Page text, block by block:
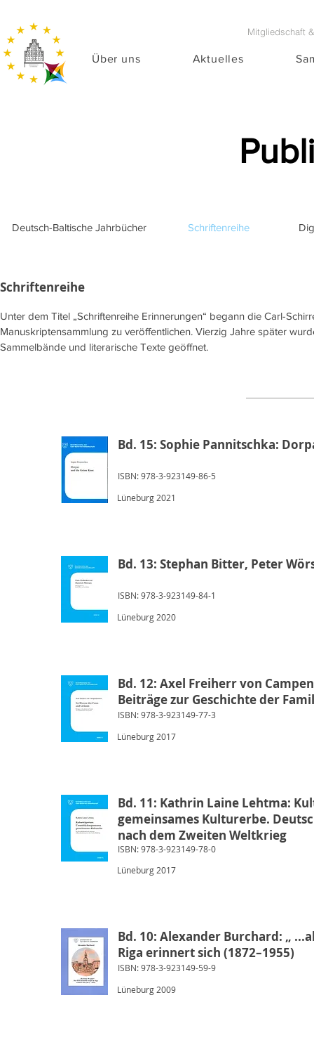
Über uns Aktuelles
Mitgliedschaft
Deutsch-Baltische Jahrbücher Schriftenreihe
Schriftenreihe
Unter dem Titel „Schriftenreihe Erinnerungen“ begann die Carl-
Manuskriptensammlung zu veröffentlichen. Vierzig Jahre später
Sammelbände und literarische Texte geöffnet.
Bd. 15: Sophie Pannitschka:
ISBN: 978-3-923149-86-5
Lüneburg 2021
Bd. 13: Stephan Bitter, Peter
ISBN: 978-3-923149-84-1
Lüneburg 2020
Bd. 12: Axel Freiherr von
Beiträge zur Geschichte der
ISBN: 978-3-923149-77-3
Lüneburg 2017
Bd. 11: Kathrin Laine Lehtma:
gemeinsames Kulturerbe.
nach dem Zweiten Weltkrieg
ISBN: 978-3-923149-78-0
Lüneburg 2017
Bd. 10: Alexander Burchard: „
Riga erinnert sich (1872–1955)
ISBN: 978-3-923149-59-9
Lüneburg 2009